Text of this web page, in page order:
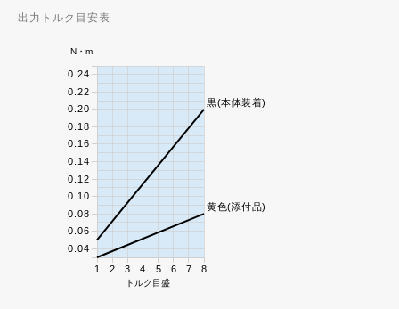
出力トルク目安表
1 2 3 4 5 6 7 8
トルク目盛
0.04
0.06
0.08
0.10
0.12
0.14
0.16
0.18
0.20
0.22
0.24
N・m
黒(本体装着)
黄色(添付品)